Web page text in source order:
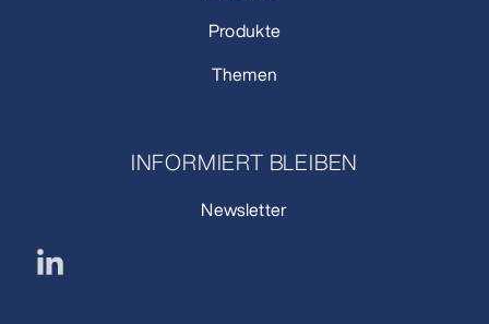
Produkte
Themen
INFORMIERT BLEIBEN
Newsletter